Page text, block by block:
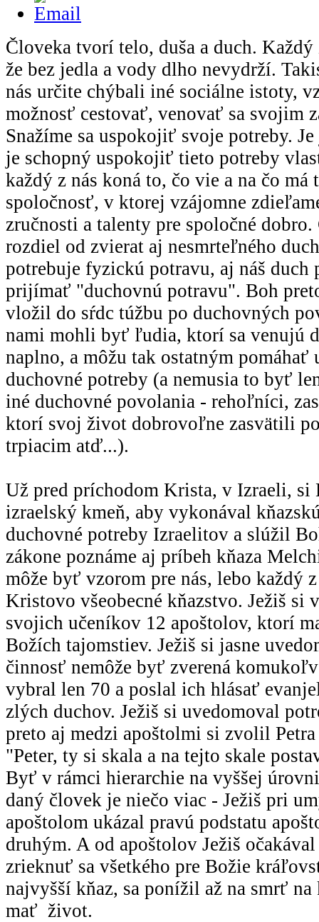
Človeka tvorí telo, duša a duch. Každý
že bez jedla a vody dlho nevydrží.
nás určite chýbali iné sociálne istoty,
možnosť cestovať, venovať sa svojim
Snažíme sa uspokojiť svoje potreby.
je schopný uspokojiť tieto potreby
každý z nás koná to, čo vie a na čo
spoločnosť, v ktorej vzájomne
zručnosti a talenty pre spoločné dobro.
rozdiel od zvierat aj nesmrteľného
potrebuje fyzickú potravu, aj náš duch
prijímať "duchovnú potravu". Boh
vložil do sŕdc túžbu po duchovných
nami mohli byť ľudia, ktorí sa venujú
naplno, a môžu tak ostatným
duchovné potreby (a nemusia to byť
iné duchovné povolania - rehoľníci,
ktorí svoj život dobrovoľne zasvätili
trpiacim atď...).
Už pred príchodom Krista, v Izraeli,
izraelský kmeň, aby vykonával
duchovné potreby Izraelitov a slúžil
zákone poznáme aj príbeh kňaza
môže byť vzorom pre nás, lebo každý
Kristovo všeobecné kňazstvo. Ježiš si
svojich učeníkov 12 apoštolov, ktorí
Božích tajomstiev. Ježiš si jasne
činnosť nemôže byť zverená
vybral len 70 a poslal ich hlásať
zlých duchov. Ježiš si uvedomoval
preto aj medzi apoštolmi si zvolil
"Peter, ty si skala a na tejto skale
Byť v rámci hierarchie na vyššej
daný človek je niečo viac - Ježiš pri
apoštolom ukázal pravú podstatu
druhým. A od apoštolov Ježiš
zrieknuť sa všetkého pre Božie
najvyšší kňaz, sa ponížil až na smrť
mať život.